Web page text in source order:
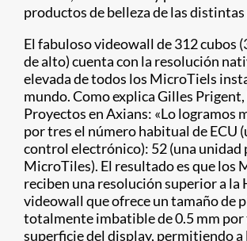
productos de belleza de las
El fabuloso videowall de 312 cubos
de alto) cuenta con la resolución
elevada de todos los MicroTiels
mundo. Como explica Gilles
Proyectos en Axians: «Lo logramos
por tres el número habitual de ECU
control electrónico): 52 (una unidad
MicroTiles). El resultado es que los
reciben una resolución superior a la
videowall que ofrece un tamaño de
totalmente imbatible de 0.5 mm por
superficie del display, permitiendo a